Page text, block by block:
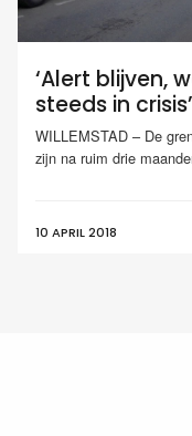
‘Alert blijven,
steeds in crisis’
WILLEMSTAD – De
zijn na ruim drie
10 APRIL 2018